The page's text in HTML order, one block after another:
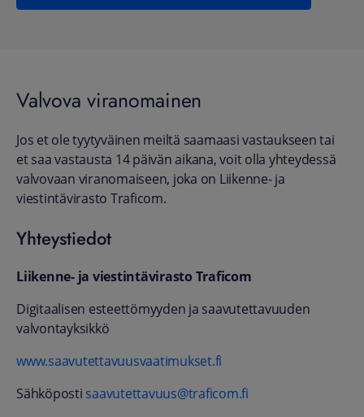
Valvova viranomainen
Jos et ole tyytyväinen meiltä saamaasi vastaukseen tai
et saa vastausta 14 päivän aikana, voit olla yhteydessä
valvovaan viranomaiseen, joka on Liikenne- ja
viestintävirasto Traficom.
Yhteystiedot
Liikenne- ja viestintävirasto Traficom
Digitaalisen esteettömyyden ja saavutettavuuden
valvontayksikkö
www.saavutettavuusvaatimukset.fi
Sähköposti saavutettavuus@traficom.fi